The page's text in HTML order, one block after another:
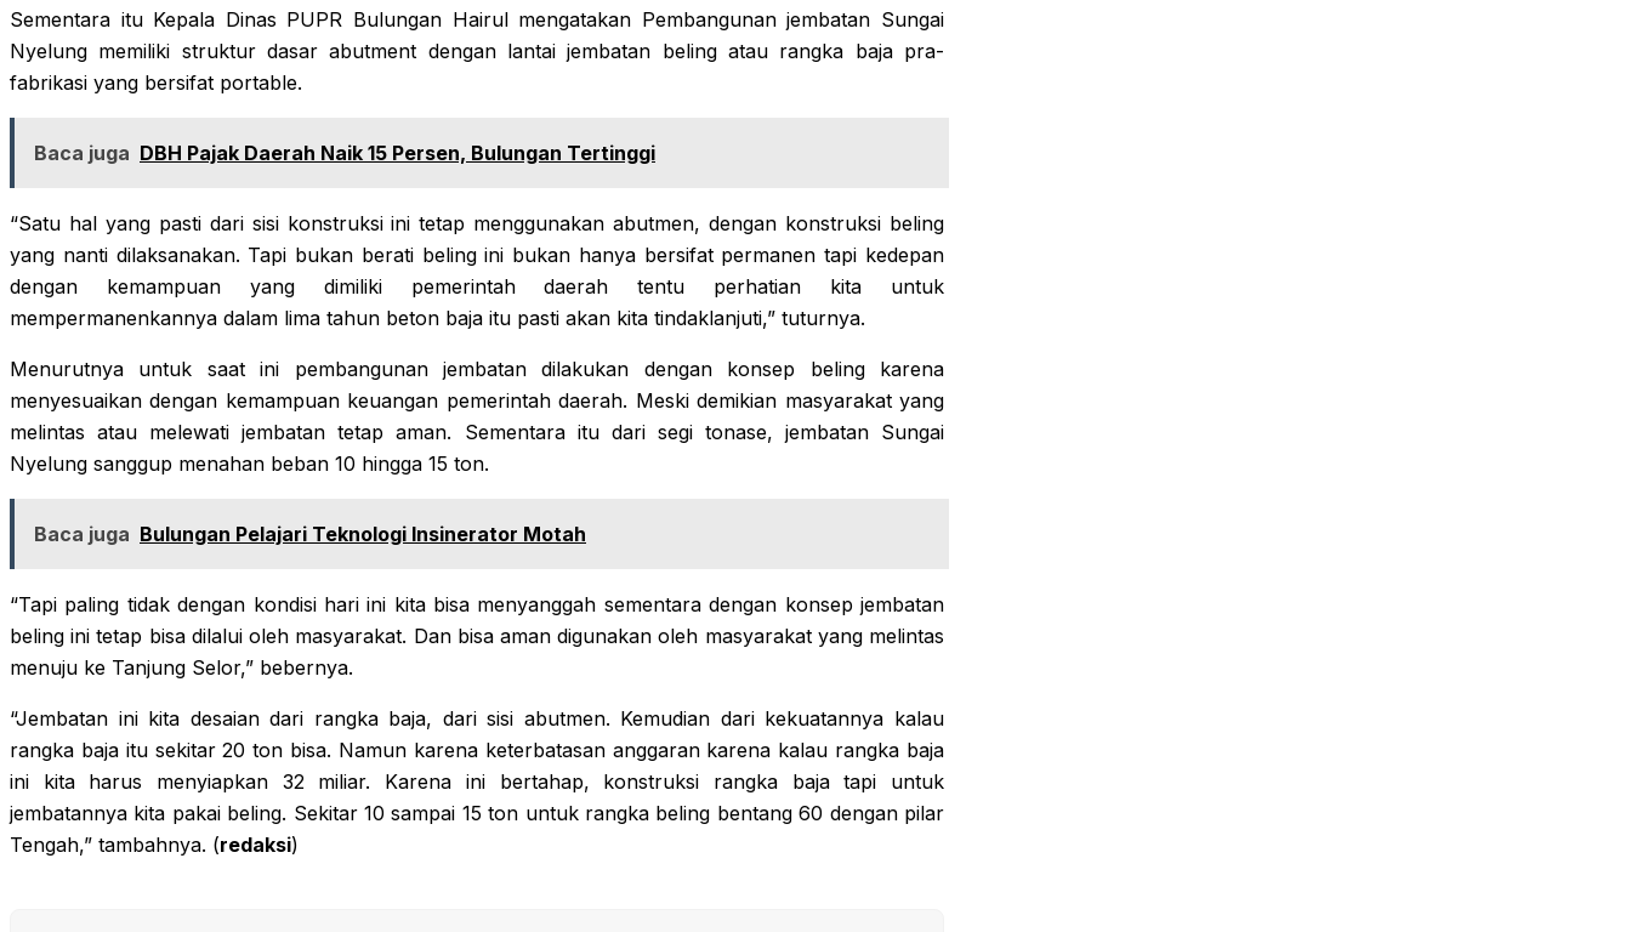
Sementara itu Kepala Dinas PUPR Bulungan Hairul mengatakan Pembangunan jembatan Sungai
Nyelung memiliki struktur dasar abutment dengan lantai jembatan beling atau rangka baja pra-
fabrikasi yang bersifat portable.
Baca juga DBH Pajak Daerah Naik 15 Persen, Bulungan Tertinggi
“Satu hal yang pasti dari sisi konstruksi ini tetap menggunakan abutmen, dengan konstruksi beling
yang nanti dilaksanakan. Tapi bukan berati beling ini bukan hanya bersifat permanen tapi kedepan
dengan kemampuan yang dimiliki pemerintah daerah tentu perhatian kita untuk
mempermanenkannya dalam lima tahun beton baja itu pasti akan kita tindaklanjuti,” tuturnya.
Menurutnya untuk saat ini pembangunan jembatan dilakukan dengan konsep beling karena
menyesuaikan dengan kemampuan keuangan pemerintah daerah. Meski demikian masyarakat yang
melintas atau melewati jembatan tetap aman. Sementara itu dari segi tonase, jembatan Sungai
Nyelung sanggup menahan beban 10 hingga 15 ton.
Baca juga Bulungan Pelajari Teknologi Insinerator Motah
“Tapi paling tidak dengan kondisi hari ini kita bisa menyanggah sementara dengan konsep jembatan
beling ini tetap bisa dilalui oleh masyarakat. Dan bisa aman digunakan oleh masyarakat yang melintas
menuju ke Tanjung Selor,” bebernya.
“Jembatan ini kita desaian dari rangka baja, dari sisi abutmen. Kemudian dari kekuatannya kalau
rangka baja itu sekitar 20 ton bisa. Namun karena keterbatasan anggaran karena kalau rangka baja
ini kita harus menyiapkan 32 miliar. Karena ini bertahap, konstruksi rangka baja tapi untuk
jembatannya kita pakai beling. Sekitar 10 sampai 15 ton untuk rangka beling bentang 60 dengan pilar
Tengah,” tambahnya. (redaksi)